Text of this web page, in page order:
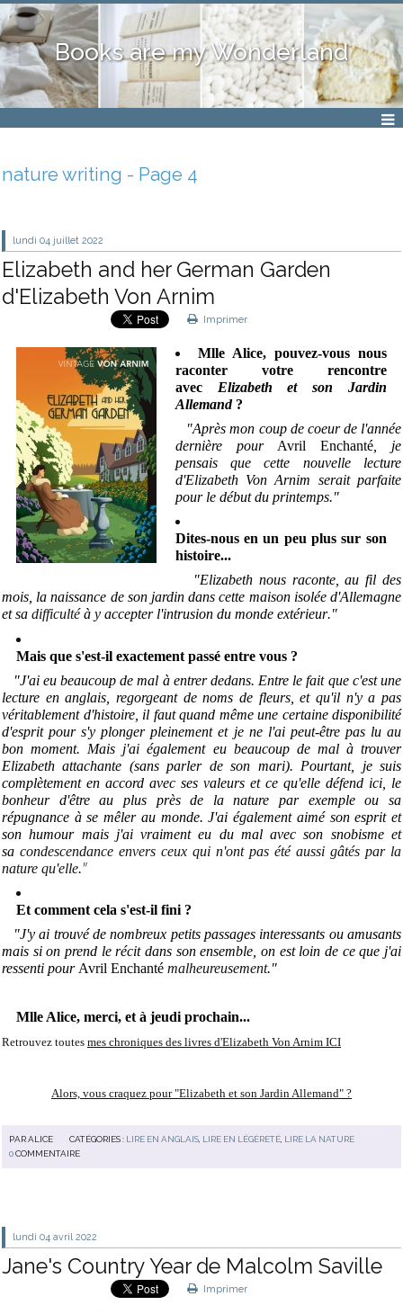
Books are my Wonderland
nature writing - Page 4
lundi 04 juillet 2022
Elizabeth and her German Garden
d'Elizabeth Von Arnim
Imprimer
Mlle Alice, pouvez-vous nous
raconter votre rencontre
avec Elizabeth et son Jardin
Allemand ?
"Après mon coup de coeur de l'année
dernière pour Avril Enchanté , je
pensais que cette nouvelle lecture
d'Elizabeth Von Arnim serait parfaite
pour le début du printemps."
Dites-nous en un peu plus sur son
histoire...
"Elizabeth nous raconte, au fil des
mois, la naissance de son jardin dans cette maison isolée d'Allemagne
et sa difficultéà y accepter l'intrusion du monde extérieur."
Mais que s'est-il exactement passé entre vous ?
"J'ai eu beaucoup de mal à entrer dedans. Entre le fait que c'est une
lecture en anglais, regorgeant de noms de fleurs, et qu'il n'y a pas
véritablement d'histoire, il faut quand même une certaine disponibilité
d'esprit pour s'y plonger pleinement et je ne l'ai peut-être pas lu au
bon moment. Mais j'ai également eu beaucoup de mal à trouver
Elizabeth attachante (sans parler de son mari). Pourtant, je suis
complètement en accord avec ses valeurs et ce qu'elle défend ici, le
bonheur d'être au plus près de la nature par exemple ou sa
répugnance à se mêler au monde. J'ai également aimé son esprit et
son humour mais j'ai vraiment eu du mal avec son snobisme et
sa condescendance envers ceux qui n'ont pas été aussi gâtés par la
nature qu'elle."
Et comment cela s'est-il fini ?
"J'y ai trouvé de nombreux petits passages interessants ou amusants
mais si on prend le récit dans son ensemble, on est loin de ce que j'ai
ressenti pour Avril Enchanté malheureusement."
Mlle Alice, merci, et à jeudi prochain...
Retrouvez toutes mes chroniques des livres d'Elizabeth Von Arnim ICI
Alors, vous craquez pour "Elizabeth et son Jardin Allemand" ?
PARALICE CATÉGORIES : LIRE EN ANGLAIS LIRE EN LÉGÈRETÉ LIRE LA NATURE
0COMMENTAIRE
lundi 04 avril 2022
Jane's Country Year de Malcolm Saville
Imprimer